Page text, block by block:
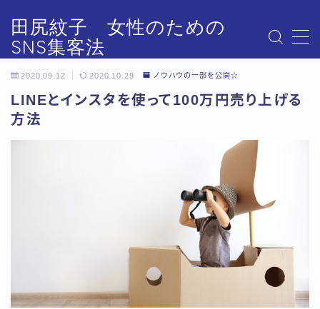
田尻紋子 女性のための
SNS集客法
MENU
#2143 (タイトルなし)
icompanistが「あなた」にできること
Instagramの認知を圧倒的に増やす
Instagramスタートダッシュマニュアル
Instagram映えしないInstagram集客専門家
SNS集客アカデミー強化合宿セミナーダイジェスト版
②♩ Instagram集客アカデミー
③♩ Instagram集客アカデミー
④♩ Instagram集客アカデミー
2020.09.12 2020.10.29 ノウハウの一部を公開☆
LINEとインスタを使って100万円売り上げる
方法